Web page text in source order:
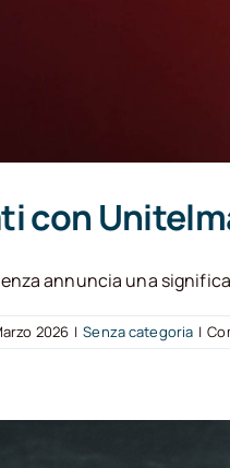
con
annuncia una
2026 | Senza categoria |